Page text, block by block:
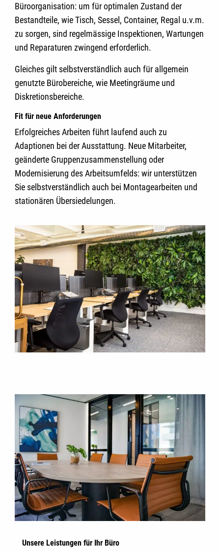
Büroorganisation: um für optimalen Zustand der
Bestandteile, wie Tisch, Sessel, Container, Regal u.v.m.
zu sorgen, sind regelmässige Inspektionen, Wartungen
und Reparaturen zwingend erforderlich.
Gleiches gilt selbstverständlich auch für allgemein
genutzte Bürobereiche, wie Meetingräume und
Diskretionsbereiche.
Fit für neue Anforderungen
Erfolgreiches Arbeiten führt laufend auch zu
Adaptionen bei der Ausstattung. Neue Mitarbeiter,
geänderte Gruppenzusammenstellung oder
Modernisierung des Arbeitsumfelds: wir unterstützen
Sie selbstverständlich auch bei Montagearbeiten und
stationären Übersiedelungen.
Unsere Leistungen für Ihr Büro